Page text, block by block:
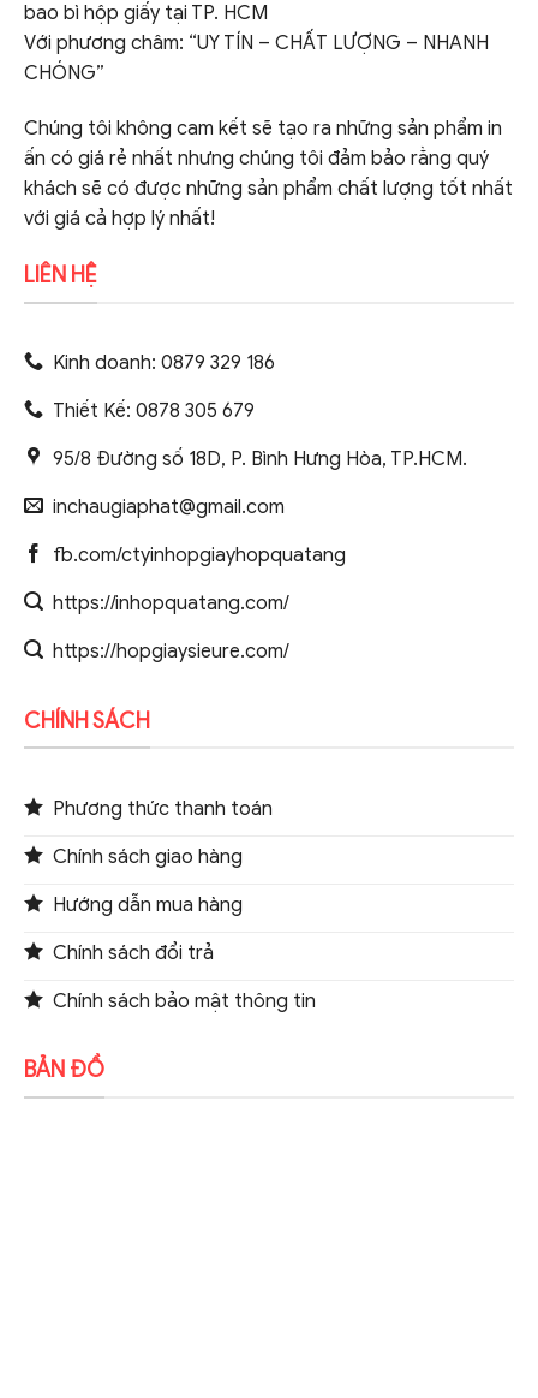
bao bì hộp giấy tại TP. HCM
Với phương châm: “UY TÍN – CHẤT LƯỢNG – NHANH
CHÓNG”
Chúng tôi không cam kết sẽ tạo ra những sản phẩm in
ấn có giá rẻ nhất nhưng chúng tôi đảm bảo rằng quý
khách sẽ có được những sản phẩm chất lượng tốt nhất
với giá cả hợp lý nhất!
LIÊN HỆ
Kinh doanh: 0879 329 186
Thiết Kế: 0878 305 679
95/8 Đường số 18D, P. Bình Hưng Hòa, TP.HCM.
inchaugiaphat@gmail.com
fb.com/ctyinhopgiayhopquatang
https://inhopquatang.com/
https://hopgiaysieure.com/
CHÍNH SÁCH
Phương thức thanh toán
Chính sách giao hàng
Hướng dẫn mua hàng
Chính sách đổi trả
Chính sách bảo mật thông tin
BẢN ĐỒ